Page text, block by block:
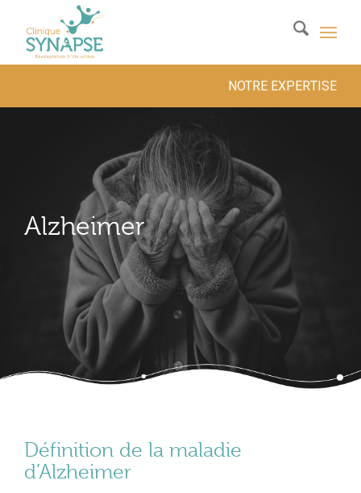
NOTRE EXPERTISE
Alzheimer
Définition de la maladie
d’Alzheimer